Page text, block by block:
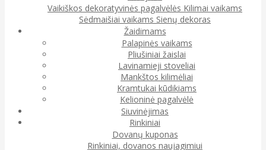
Vaikiškos dekoratyvinės pagalvėlės Kilimai vaikams
Sėdmaišiai vaikams Sienų dekoras
Žaidimams
Palapinės vaikams
Pliušiniai žaislai
Lavinamieji stoveliai
Mankštos kilimėliai
Kramtukai kūdikiams
Kelioninė pagalvėlė
Siuvinėjimas
Rinkiniai
Dovanų kuponas
Rinkiniai, dovanos naujagimiui